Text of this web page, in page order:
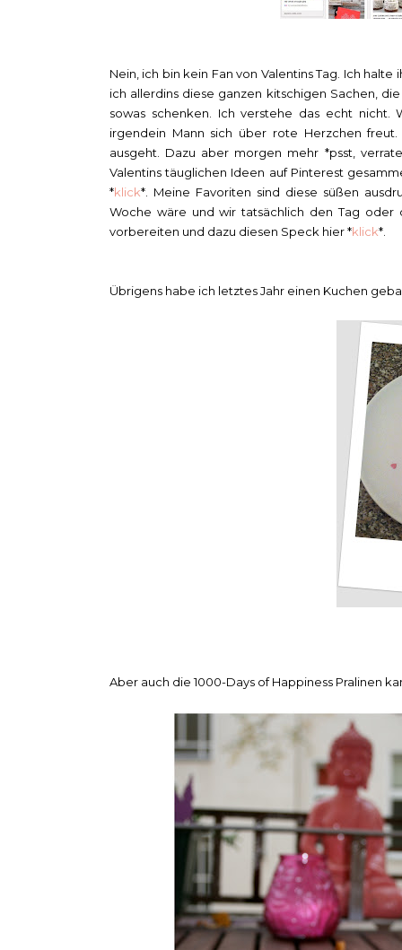
Nein, ich bin kein Fan von Valentins Tag. Ich
ich allerdins diese ganzen kitschigen Sachen,
sowas schenken. Ich verstehe das echt
irgendein Mann sich über rote Herzchen
ausgeht. Dazu aber morgen mehr *psst,
Valentins täuglichen Ideen auf Pinterest
*klick*. Meine Favoriten sind diese süßen
Woche wäre und wir tatsächlich den Tag
vorbereiten und dazu diesen Speck hier *klick*.
Übrigens habe ich letztes Jahr einen Kuchen
Aber auch die 1000-Days of Happiness Pralinen